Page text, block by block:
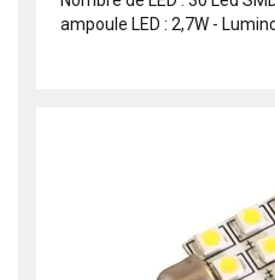
ampoule LED : 2,7W -